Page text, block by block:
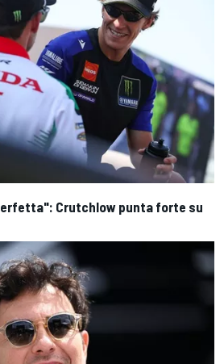
Crutchlow punta forte su